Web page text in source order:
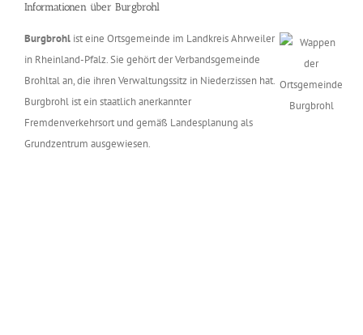
Informationen über Burgbrohl
Burgbrohl ist eine Ortsgemeinde im Landkreis Ahrweiler
in Rheinland-Pfalz. Sie gehört der Verbandsgemeinde
Brohltal an, die ihren Verwaltungssitz in Niederzissen hat.
Burgbrohl ist ein staatlich anerkannter
Fremdenverkehrsort und gemäß Landesplanung als
Grundzentrum ausgewiesen.